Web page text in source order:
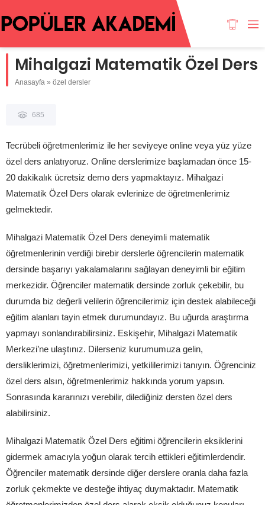
Mihalgazi Matematik Özel Ders
Anasayfa » özel dersler
685
Tecrübeli öğretmenlerimiz ile her seviyeye online veya yüz yüze
özel ders anlatıyoruz. Online derslerimize başlamadan önce 15-
20 dakikalık ücretsiz demo ders yapmaktayız. Mihalgazi
Matematik Özel Ders olarak evlerinize de öğretmenlerimiz
gelmektedir.
Mihalgazi Matematik Özel Ders deneyimli matematik
öğretmenlerinin verdiği birebir derslerle öğrencilerin matematik
dersinde başarıyı yakalamalarını sağlayan deneyimli bir eğitim
merkezidir. Öğrenciler matematik dersinde zorluk çekebilir, bu
durumda biz değerli velilerin öğrencilerimiz için destek alabileceği
eğitim alanları tayin etmek durumundayız. Bu uğurda araştırma
yapmayı sonlandırabilirsiniz. Eskişehir, Mihalgazi Matematik
Merkezi’ne ulaştınız. Dilerseniz kurumumuza gelin,
dersliklerimizi, öğretmenlerimizi, yetkililerimizi tanıyın. Öğrenciniz
özel ders alsın, öğretmenlerimiz hakkında yorum yapsın.
Sonrasında kararınızı verebilir, dilediğiniz dersten özel ders
alabilirsiniz.
Mihalgazi Matematik Özel Ders eğitimi öğrencilerin eksiklerini
gidermek amacıyla yoğun olarak tercih ettikleri eğitimlerdendir.
Öğrenciler matematik dersinde diğer derslere oranla daha fazla
zorluk çekmekte ve desteğe ihtiyaç duymaktadır. Matematik